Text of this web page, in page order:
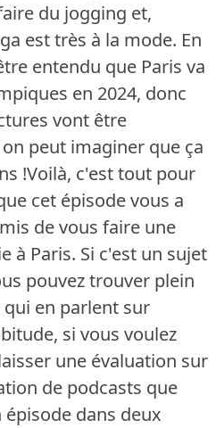
du jogging et,
est très à la mode. En
entendu que Paris va
en 2024, donc
vont être
peut imaginer que ça
!Voilà, c'est tout pour
cet épisode vous a
de vous faire une
à Paris. Si c'est un sujet
pouvez trouver plein
qui en parlent sur
si vous voulez
une évaluation sur
de podcasts que
dans deux